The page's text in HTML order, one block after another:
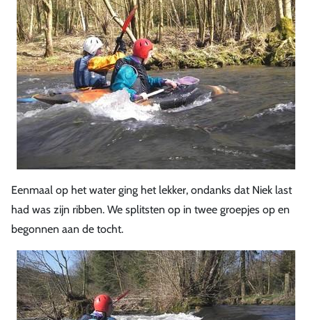
Eenmaal op het water ging het lekker, ondanks dat Niek last
had was zijn ribben. We splitsten op in twee groepjes op en
begonnen aan de tocht.